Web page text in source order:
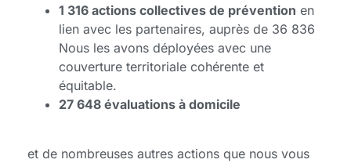
1 316 actions collectives de prévention en
lien avec les partenaires, auprès de 36 836
Nous les avons déployées avec une
couverture territoriale cohérente et
équitable.
27 648 évaluations à domicile
et de nombreuses autres actions que nous vous